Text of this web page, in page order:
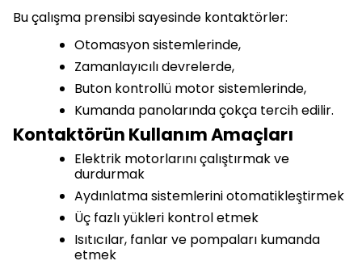
Bu çalışma prensibi sayesinde kontaktörler:
Otomasyon sistemlerinde,
Zamanlayıcılı devrelerde,
Buton kontrollü motor sistemlerinde,
Kumanda panolarında çokça tercih edilir.
Kontaktörün Kullanım Amaçları
Elektrik motorlarını çalıştırmak ve
durdurmak
Aydınlatma sistemlerini otomatikleştirmek
Üç fazlı yükleri kontrol etmek
Isıtıcılar, fanlar ve pompaları kumanda
etmek